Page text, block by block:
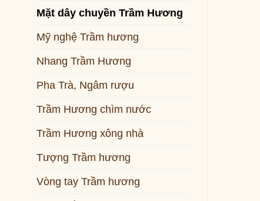
Mặt dây chuyền Trầm Hương
Mỹ nghệ Trầm hương
Nhang Trầm Hương
Pha Trà, Ngâm rượu
Trầm Hương chìm nước
Trầm Hương xông nhà
Tượng Trầm hương
Vòng tay Trầm hương